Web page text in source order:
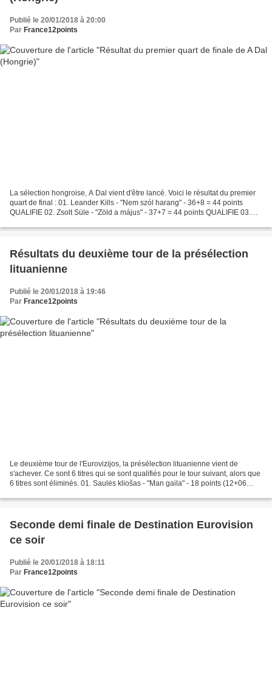
Publié le 20/01/2018 à 20:00
Par France12points
La sélection hongroise, A Dal vient d'être lancé. Voici le résultat du premier
quart de final : 01. Leander Kills - "Nem szól harang" - 36+8 = 44 points
QUALIFIE 02. Zsolt Süle - "Zöld a május" - 37+7 = 44 points QUALIFIE 03.
Résultats du deuxième tour de la présélection
lituanienne
Publié le 20/01/2018 à 19:46
Par France12points
Le deuxième tour de l'Eurovizijos, la présélection lituanienne vient de
s'achever. Ce sont 6 titres qui se sont qualifiés pour le tour suivant, alors que
6 titres sont éliminés. 01. Saulės kliošas - "Man gaila" - 18 points (12+06
Seconde demi finale de Destination Eurovision
ce soir
Publié le 20/01/2018 à 18:11
Par France12points